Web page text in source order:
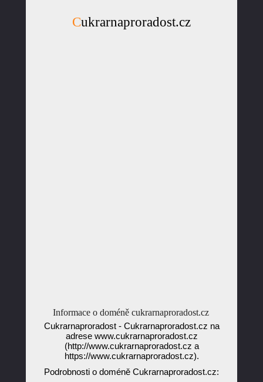
Cukrarnaproradost.cz
Informace o doméně cukrarnaproradost.cz
Cukrarnaproradost - Cukrarnaproradost.cz na
adrese www.cukrarnaproradost.cz
(http://www.cukrarnaproradost.cz a
https://www.cukrarnaproradost.cz).
Podrobnosti o doméně Cukrarnaproradost.cz: